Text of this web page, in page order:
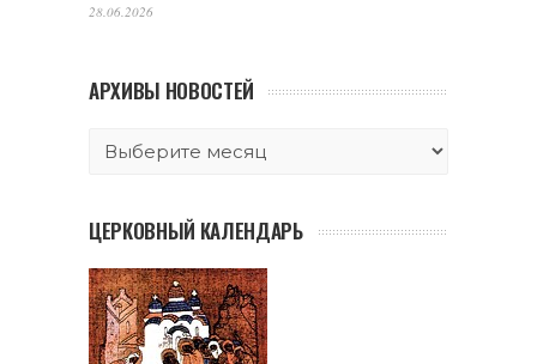
28.06.2026
АРХИВЫ НОВОСТЕЙ
ЦЕРКОВНЫЙ КАЛЕНДАРЬ